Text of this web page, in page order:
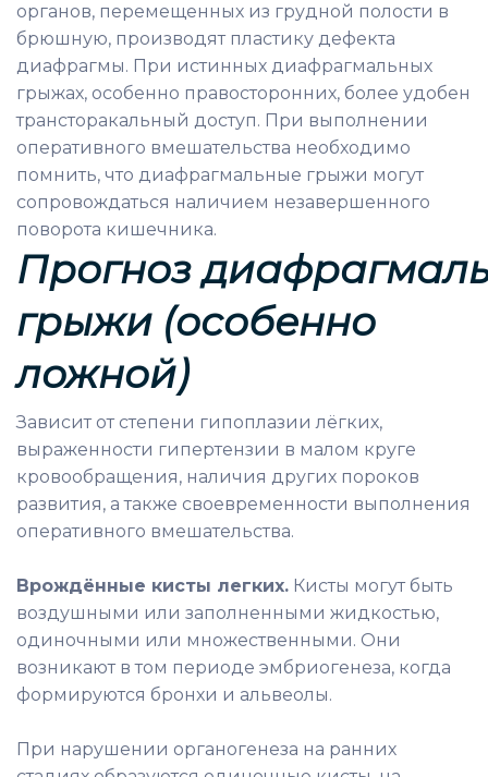
органов, перемещенных из грудной полости в
брюшную, производят пластику дефекта
диафрагмы. При истинных диафрагмальных
грыжах, особенно правосторонних, более удобен
трансторакальный доступ. При выполнении
оперативного вмешательства необходимо
помнить, что диафрагмальные грыжи могут
сопровождаться наличием незавершенного
поворота кишечника.
Прогноз
грыжи (особенно
ложной)
Зависит от степени гипоплазии лёгких,
выраженности гипертензии в малом круге
кровообращения, наличия других пороков
развития, а также своевременности выполнения
оперативного вмешательства.
Врождённые кисты легких. Кисты могут быть
воздушными или заполненными жидкостью,
одиночными или множественными. Они
возникают в том периоде эмбриогенеза, когда
формируются бронхи и альвеолы.
При нарушении органогенеза на ранних